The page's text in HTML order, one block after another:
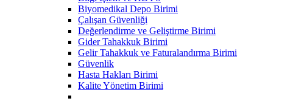
Biyomedikal Depo Birimi
Çalışan Güvenliği
Değerlendirme ve Geliştirme Birimi
Gider Tahakkuk Birimi
Gelir Tahakkuk ve Faturalandırma Birimi
Güvenlik
Hasta Hakları Birimi
Kalite Yönetim Birimi